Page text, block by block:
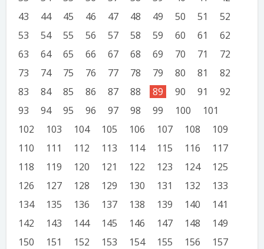
43
44 45 46 47 48 49 50 51
52
53
54 55 56 57 58 59 60 61
62
63
64 65 66 67 68 69 70 71
72
73
74 75 76 77 78 79 80 81
82
83
84 85 86 87 88 89 90 91
92
93
94 95 96 97 98 99 100
101
102
103 104 105 106 107 108
109
110
111 112 113 114 115 116
117
118
119 120 121 122 123 124
125
126
127 128 129 130 131 132
133
134
135 136 137 138 139 140
141
142
143 144 145 146 147 148
149
150
151 152 153 154 155 156
157